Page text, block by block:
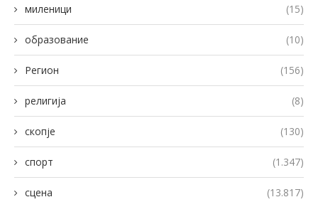
миленици (15)
образование (10)
Регион (156)
религија (8)
скопје (130)
спорт (1.347)
сцена (13.817)